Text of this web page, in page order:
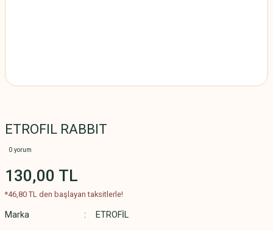
ETROFIL RABBIT
0 yorum
130,00 TL
*46,80 TL den başlayan taksitlerle!
Marka ETROFİL